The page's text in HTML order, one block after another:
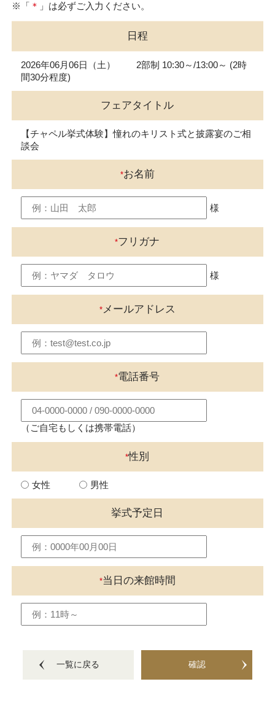
※「 ＊ 」は必ずご入力ください。
日程
2026年06月06日（土） 2部制 10:30～/13:00～ (2時
間30分程度)
フェアタイトル
【チャペル挙式体験】憧れのキリスト式と披露宴のご相
談会
*お名前
様
*フリガナ
様
*メールアドレス
*電話番号
（ご自宅もしくは携帯電話）
*性別
女性 男性
挙式予定日
*当日の来館時間